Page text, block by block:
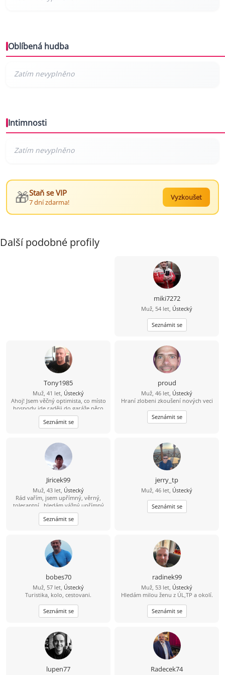
Oblíbená hudba
Intimnosti
🎁Staň se VIP
7 dní zdarma!
Vyzkoušet
Další podobné profily
miki7272
Muž, 54 let, Ústecký
Seznámit se
Tony1985
Muž, 41 let, Ústecký
Ahoj! Jsem věčný optimista, co místo
hospody jde raději do garáže něco
vytvářet. V bytě me moc nenajdeš,
protože trávím čas v přírodě na
houbách, na rybách... Hledám tu
kam nás to zavede ????
Seznámit se
proud
Muž, 46 let, Ústecký
Hraní zlobeni zkoušení nových veci
Seznámit se
Jiricek99
Muž, 43 let, Ústecký
Rád vařím, jsem upřímný, věrný,
tolerantní , hledám vážný upřímný
vztah, můj kontakt je
704/538857,snad není můj
hendikepek problém se znovu
věrný, upřímný, tolerantní, mám rád
procházky,hudbu, můj kontakt je
pospajiri33@seznam.cz
účet budu rád když mi napíšeš
Seznámit se
jerry_tp
Muž, 46 let, Ústecký
Seznámit se
bobes70
Muž, 57 let, Ústecký
Turistika, kolo, cestovani.
Seznámit se
radinek99
Muž, 53 let, Ústecký
Hledám milou ženu z ÚL,TP a okolí.
Seznámit se
lupen77 Radecek74